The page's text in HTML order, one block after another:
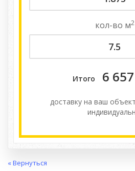
кол-во м2
Итого 6 657
доставку на ваш
« Вернуться